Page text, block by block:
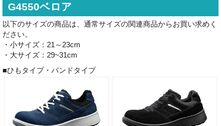
G4550ベロア
以下のサイズの商品は、通常サイズの関連商品からお買い求めく
ださい。
・小サイズ：21～23cm
・大サイズ：29~31cm
■ひもタイプ・バンドタイプ